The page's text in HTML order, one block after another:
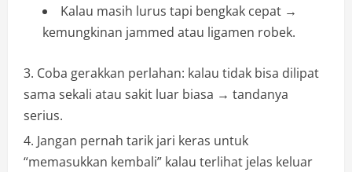
Kalau masih lurus tapi bengkak cepat →
kemungkinan jammed atau ligamen robek.
Coba gerakkan perlahan: kalau tidak bisa dilipat
sama sekali atau sakit luar biasa → tandanya
serius.
Jangan pernah tarik jari keras untuk
“memasukkan kembali” kalau terlihat jelas keluar